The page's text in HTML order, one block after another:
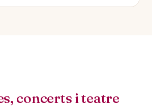
concerts i teatre